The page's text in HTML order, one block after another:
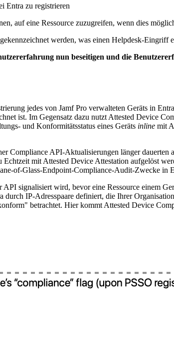
Entra zu registrieren
auf eine Ressource zuzugreifen, wenn dies
werden, was einen Helpdesk-Eingriff
nun beseitigen und die
jedes von Jamf Pro verwalteten Geräts in
ist. Im Gegensatz dazu nutzt Attested Device
und Konformitätsstatus eines Geräts inline mit
Compliance API-Aktualisierungen länger dauerten
mit Attested Device Attestation aufgelöst
of-Glass-Endpoint-Compliance-Audit-Zwecke in
signalisiert wird, bevor eine Ressource einem
IP-Adresspaare definiert, die Ihrer
betrachtet. Hier kommt Attested Device